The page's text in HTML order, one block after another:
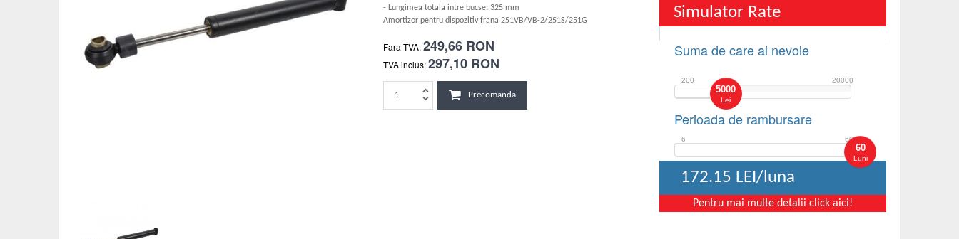
- Lungimea totala intre bucse: 325 mm
Amortizor pentru dispozitiv frana 251VB/VB-2/251S/251G
Fara TVA:249,66 RON
TVA inclus:297,10 RON
Precomanda
Simulator Rate
Suma de care ai nevoie
5000
Lei
200 20000
Perioada de rambursare
60
Luni
6 60
172.15 LEI/luna
Pentru mai multe detalii click aici!